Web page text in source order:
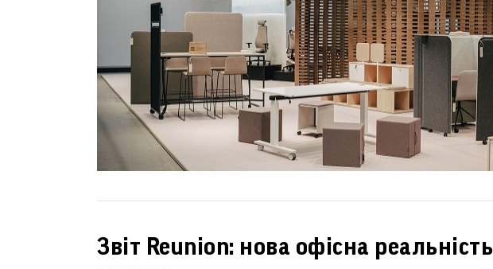
Звіт Reunion: нова офісна реальність